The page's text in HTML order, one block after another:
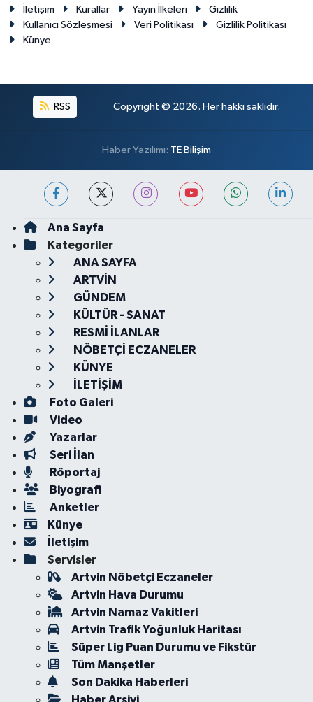
İletişim Kurallar Yayın İlkeleri
Gizlilik
Kullanıcı Sözleşmesi
Veri Politikası
Gizlilik Politikası
Künye
RSS Copyright © 2026. Her hakkı saklıdır.
Haber Yazılımı: TE Bilişim
Ana Sayfa
Kategoriler
ANA SAYFA
ARTVİN
GÜNDEM
KÜLTÜR - SANAT
RESMİ İLANLAR
NÖBETÇİ ECZANELER
KÜNYE
İLETİŞİM
Foto Galeri
Video
Yazarlar
Seri İlan
Röportaj
Biyografi
Anketler
Künye
İletişim
Servisler
Artvin Nöbetçi Eczaneler
Artvin Hava Durumu
Artvin Namaz Vakitleri
Artvin Trafik Yoğunluk Haritası
Süper Lig Puan Durumu ve Fikstür
Tüm Manşetler
Son Dakika Haberleri
Haber Arşivi